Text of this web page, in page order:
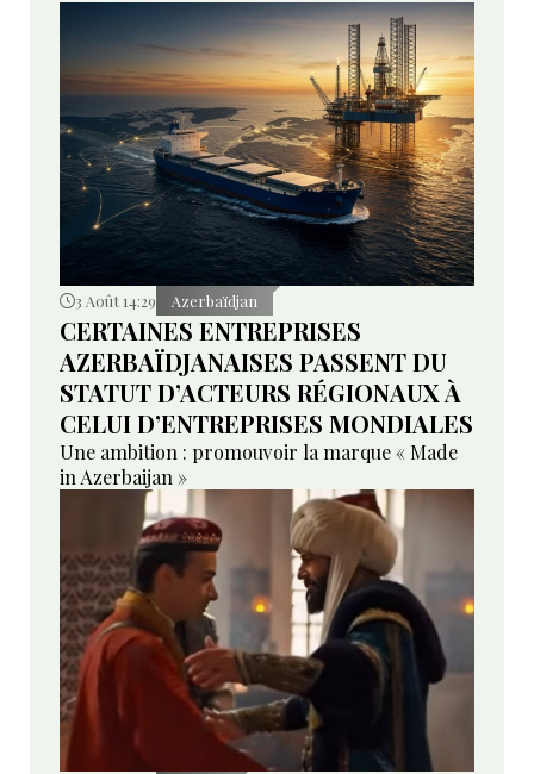
3 Août 14:29 Azerbaïdjan
CERTAINES ENTREPRISES
AZERBAÏDJANAISES PASSENT DU
STATUT D’ACTEURS RÉGIONAUX À
CELUI D’ENTREPRISES MONDIALES
Une ambition : promouvoir la marque « Made
in Azerbaijan »